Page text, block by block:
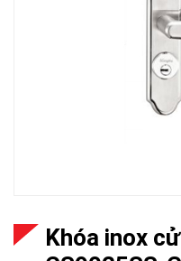
Khóa inox